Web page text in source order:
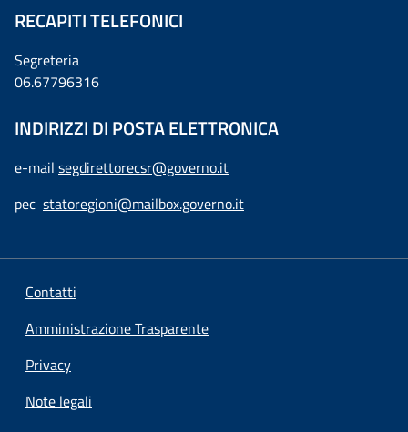
RECAPITI TELEFONICI
Segreteria
06.67796316
INDIRIZZI DI POSTA ELETTRONICA
e-mail segdirettorecsr@governo.it
pec statoregioni@mailbox.governo.it
Contatti
Amministrazione Trasparente
Privacy
Note legali